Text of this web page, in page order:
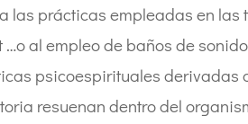
las prácticas empleadas en
al empleo de baños de
psicoespirituales
resuenan dentro del